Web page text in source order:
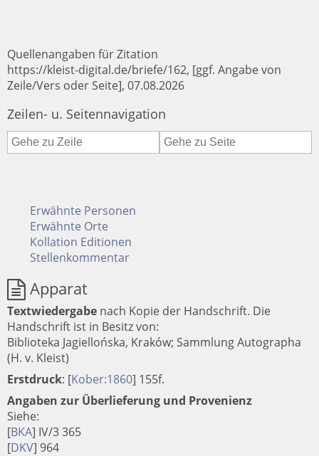
Quellenangaben für Zitation
https://kleist-digital.de/briefe/162, [ggf. Angabe von
Zeile/Vers oder Seite], 07.08.2026
Zeilen- u. Seitennavigation
Erwähnte Personen
Erwähnte Orte
Kollation Editionen
Stellenkommentar
Apparat
Textwiedergabe nach Kopie der Handschrift. Die
Handschrift ist in Besitz von:
Biblioteka Jagiellońska, Kraków; Sammlung Autographa
(H. v. Kleist)
Erstdruck: [Kober:1860] 155f.
Angaben zur Überlieferung und Provenienz
Siehe:
[BKA] IV/3 365
[DKV] 964